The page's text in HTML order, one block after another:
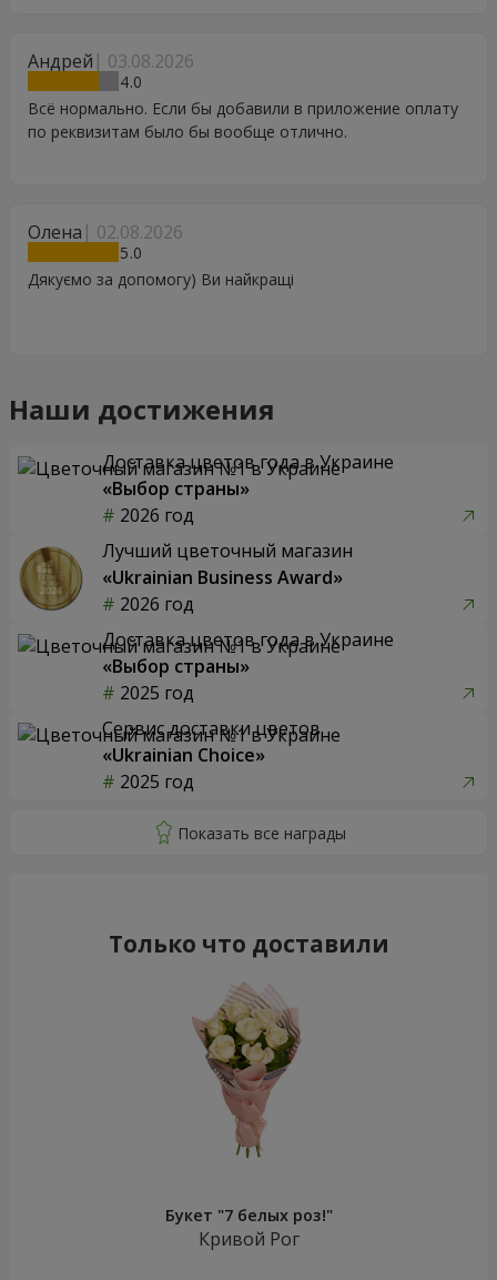
Андрей 03.08.2026
4
Всё нормально. Если бы добавили в приложение оплату
по реквизитам было бы вообще отлично.
Олена 02.08.2026
5
Дякуємо за допомогу) Ви найкращі
Наши достижения
Доставка цветов года в Украине
«Выбор страны»
2026 год
Лучший цветочный магазин
«Ukrainian Business Award»
2026 год
Доставка цветов года в Украине
«Выбор страны»
2025 год
Сервис доставки цветов
«Ukrainian Choice»
2025 год
Только что доставили
Букет "7 белых роз!"
Кривой Рог